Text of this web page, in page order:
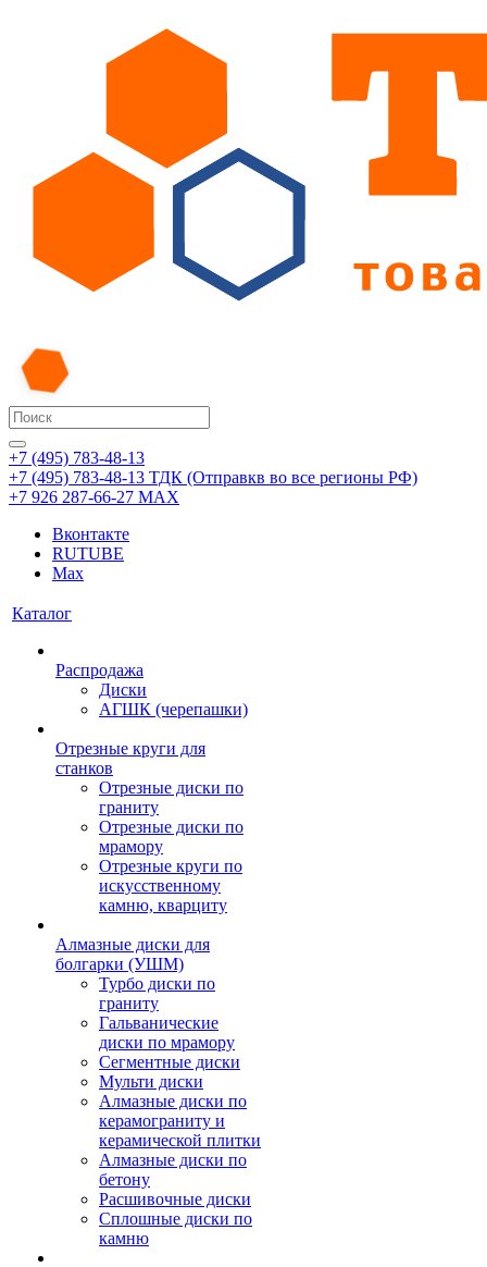
+7 (495) 783-48-13
+7 (495) 783-48-13 ТДК (Отправкв во все регионы РФ)
+7 926 287-66-27 МАХ
Вконтакте
RUTUBE
Max
Каталог
Распродажа
Диски
АГШК (черепашки)
Отрезные круги для
станков
Отрезные диски по
граниту
Отрезные диски по
мрамору
Отрезные круги по
искусственному
камню, кварциту
Алмазные диски для
болгарки (УШМ)
Турбо диски по
граниту
Гальванические
диски по мрамору
Сегментные диски
Мульти диски
Алмазные диски по
керамограниту и
керамической плитки
Алмазные диски по
бетону
Расшивочные диски
Сплошные диски по
камню